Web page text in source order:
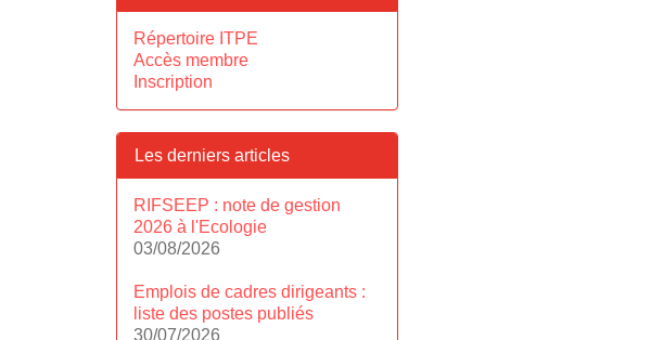
Répertoire ITPE
Accès membre
Inscription
Les derniers articles
RIFSEEP : note de gestion
2026 à l'Ecologie
03/08/2026
Emplois de cadres dirigeants :
liste des postes publiés
30/07/2026